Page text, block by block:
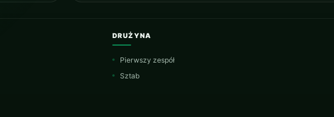
DRUŻYNA
Pierwszy zespół
Sztab